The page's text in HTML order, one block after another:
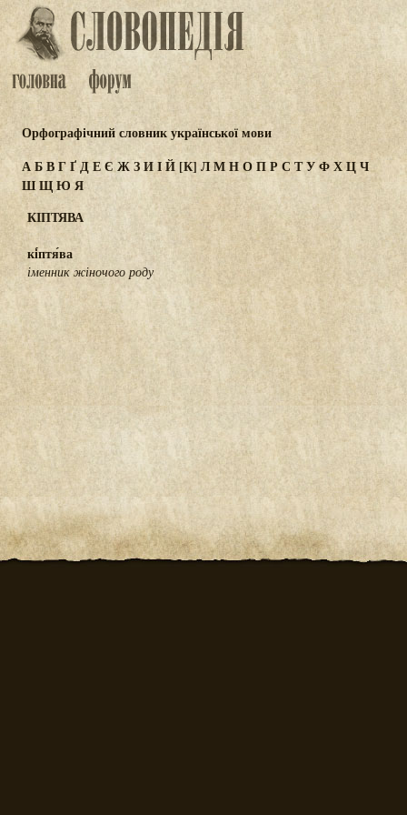
Орфографічний словник української мови
АБВГҐДЕЄ ЖЗИІЙ [К] ЛМНОПР СТУФХЦЧ
ШЩЮЯ
КІПТЯВА
кі́птя́ва
іменник жіночого роду